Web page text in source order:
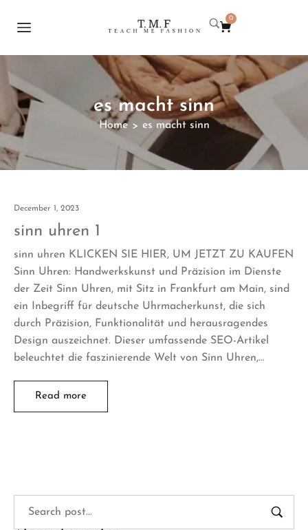
0
es macht sinn
Home > es macht sinn
December 1, 2023
sinn uhren 1
sinn uhren KLICKEN SIE HIER, UM JETZT ZU KAUFEN
Sinn Uhren: Handwerkskunst und Präzision im Dienste
der Zeit Sinn Uhren, mit Sitz in Frankfurt am Main, sind
ein Inbegriff für deutsche Uhrmacherkunst, die sich
durch Präzision, Funktionalität und herausragendes
Design auszeichnet. Dieser umfassende SEO-Artikel
beleuchtet die faszinierende Welt von Sinn Uhren,…
Read more